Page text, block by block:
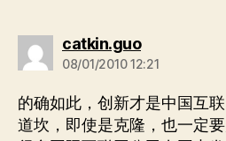
catkin.guo说：
08/01/2010 12:21
的确如此，创新才是中国互
道坎，即使是克隆，也一定要